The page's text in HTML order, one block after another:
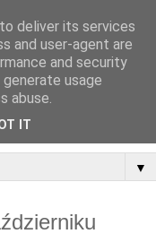
▼
deliver its services
and user-agent are
and security
usage
abuse.
IT